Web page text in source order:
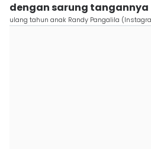
dengan sarung tangannya
ulang tahun anak Randy Pangalila